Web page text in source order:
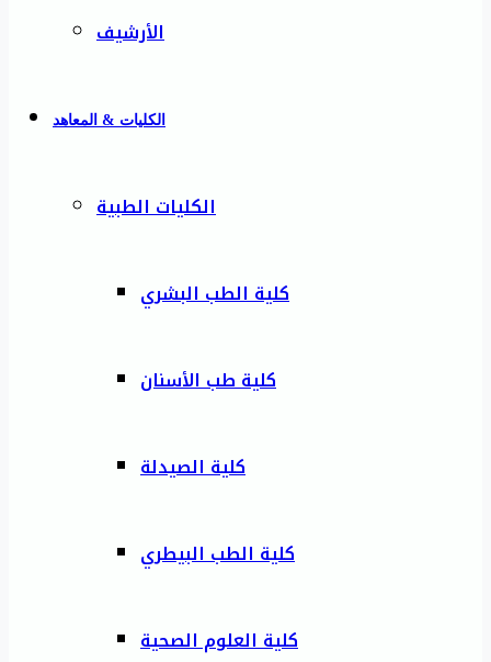
الأرشيف
الكليات & المعاهد
الكليات الطبية
كلية الطب البشري
كلية طب الأسنان
كلية الصيدلة
كلية الطب البيطري
كلية العلوم الصحية